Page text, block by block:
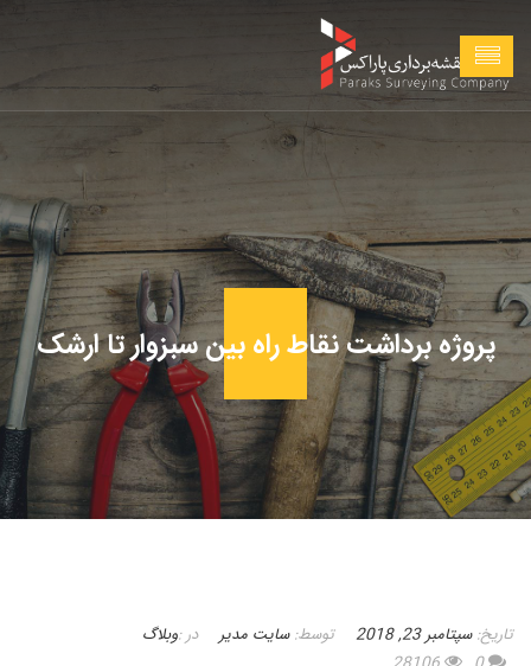
پروژه برداشت نقاط راه بین سبزوار تا ارشک
در :وبلاگ توسط:سایت مدیر تاریخ:سپتامبر 23, 2018